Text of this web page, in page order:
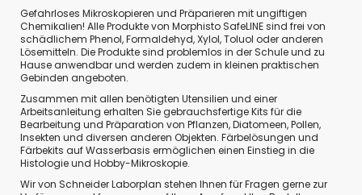
Gefahrloses Mikroskopieren und Präparieren mit ungiftigen
Chemikalien! Alle Produkte von Morphisto SafeLINE sind frei von
schädlichem Phenol, Formaldehyd, Xylol, Toluol oder anderen
Lösemitteln. Die Produkte sind problemlos in der Schule und zu
Hause anwendbar und werden zudem in kleinen praktischen
Gebinden angeboten.
Zusammen mit allen benötigten Utensilien und einer
Arbeitsanleitung erhalten Sie gebrauchsfertige Kits für die
Bearbeitung und Präparation von Pflanzen, Diatomeen, Pollen,
Insekten und diversen anderen Objekten. Färbelösungen und
Färbekits auf Wasserbasis ermöglichen einen Einstieg in die
Histologie und Hobby-Mikroskopie.
Wir von Schneider Laborplan stehen Ihnen für Fragen gerne zur